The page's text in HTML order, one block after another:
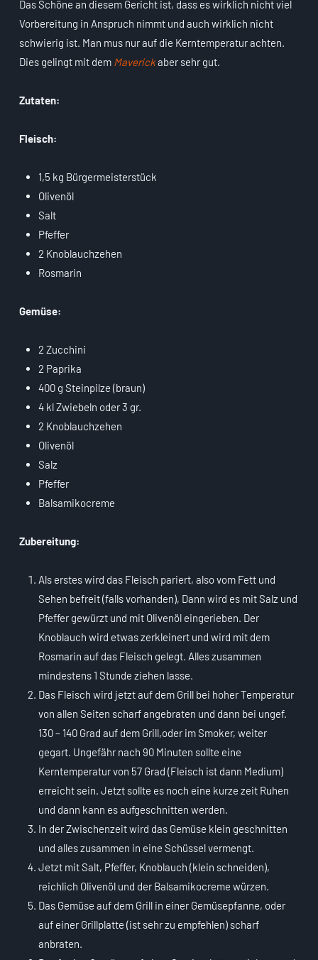
Das Schöne an diesem Gericht ist, dass es wirklich nicht viel
Vorbereitung in Anspruch nimmt und auch wirklich nicht
schwierig ist. Man mus nur auf die Kerntemperatur achten.
Dies gelingt mit dem Maverickaber sehr gut.
Zutaten:
Fleisch:
1,5 kg Bürgermeisterstück
Olivenöl
Salt
Pfeffer
2 Knoblauchzehen
Rosmarin
Gemüse:
2 Zucchini
2 Paprika
400 g Steinpilze (braun)
4 kl Zwiebeln oder 3 gr.
2 Knoblauchzehen
Olivenöl
Salz
Pfeffer
Balsamikocreme
Zubereitung:
Als erstes wird das Fleisch pariert, also vom Fett und
Sehen befreit (falls vorhanden), Dann wird es mit Salz und
Pfeffer gewürzt und mit Olivenöl eingerieben. Der
Knoblauch wird etwas zerkleinert und wird mit dem
Rosmarin auf das Fleisch gelegt. Alles zusammen
mindestens 1 Stunde ziehen lasse.
Das Fleisch wird jetzt auf dem Grill bei hoher Temperatur
von allen Seiten scharf angebraten und dann bei ungef.
130 – 140 Grad auf dem Grill,oder im Smoker, weiter
gegart. Ungefähr nach 90 Minuten sollte eine
Kerntemperatur von 57 Grad (Fleisch ist dann Medium)
erreicht sein. Jetzt sollte es noch eine kurze zeit Ruhen
und dann kann es aufgeschnitten werden.
In der Zwischenzeit wird das Gemüse klein geschnitten
und alles zusammen in eine Schüssel vermengt.
Jetzt mit Salt, Pfeffer, Knoblauch (klein schneiden),
reichlich Olivenöl und der Balsamikocreme würzen.
Das Gemüse auf dem Grill in einer Gemüsepfanne, oder
auf einer Grillplatte (ist sehr zu empfehlen) scharf
anbraten.